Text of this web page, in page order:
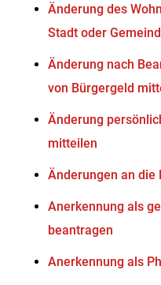
Änderung des
Stadt oder
Änderung nach
von Bürgergeld
Änderung
mitteilen
Änderungen an die
Anerkennung als
beantragen
Anerkennung als